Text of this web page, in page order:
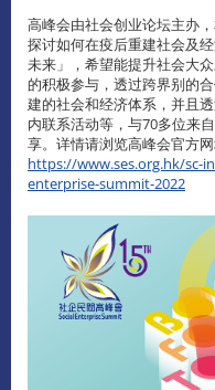
高峰会由社会创业论坛主办
探讨如何在疫后重建社会及
未来」，希望能提升社会大
的积极参与，透过跨界别的
建的社会和经济体系，并且
内联系活动等，与70多位来
享。详情请浏览高峰会官方网
https://www.ses.org.hk/sc-
enterprise-summit-2022